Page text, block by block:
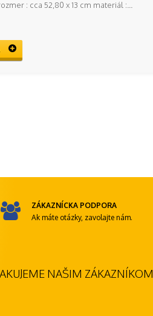
: cca 52,80 x 13 cm materiál :...
ZÁKAZNÍCKA PODPORA
Ak máte otázky, zavolajte nám.
NAŠIM ZÁKAZNÍKOM